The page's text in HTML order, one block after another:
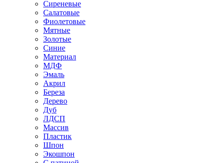
Сиреневые
Салатовые
Фиолетовые
Мятные
Золотые
Синие
Материал
МДФ
Эмаль
Акрил
Береза
Дерево
Дуб
ЛДСП
Массив
Пластик
Шпон
Экошпон